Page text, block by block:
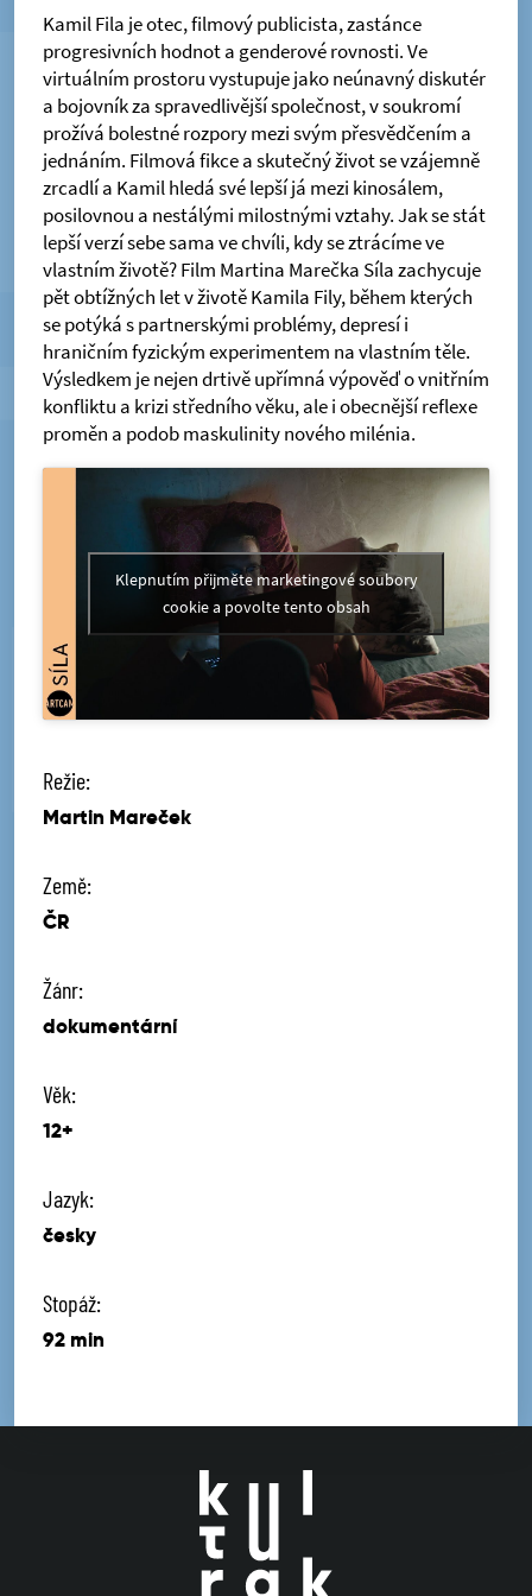
Kamil Fila je otec, filmový publicista, zastánce
progresivních hodnot a genderové rovnosti. Ve
virtuálním prostoru vystupuje jako neúnavný diskutér
a bojovník za spravedlivější společnost, v soukromí
prožívá bolestné rozpory mezi svým přesvědčením a
jednáním. Filmová fikce a skutečný život se vzájemně
zrcadlí a Kamil hledá své lepší já mezi kinosálem,
posilovnou a nestálými milostnými vztahy. Jak se stát
lepší verzí sebe sama ve chvíli, kdy se ztrácíme ve
vlastním životě? Film Martina Marečka Síla zachycuje
pět obtížných let v životě Kamila Fily, během kterých
se potýká s partnerskými problémy, depresí i
hraničním fyzickým experimentem na vlastním těle.
Výsledkem je nejen drtivě upřímná výpověď o vnitřním
konfliktu a krizi středního věku, ale i obecnější reflexe
proměn a podob maskulinity nového milénia.
Klepnutím přijměte marketingové soubory
cookie a povolte tento obsah
Režie:
Martin Mareček
Země:
ČR
Žánr:
dokumentární
Věk:
12+
Jazyk:
česky
Stopáž:
92 min